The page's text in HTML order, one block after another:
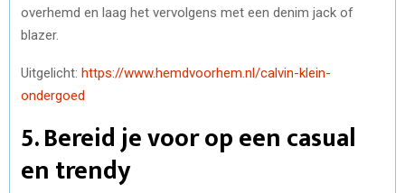
overhemd en laag het vervolgens met een denim jack of
blazer.
Uitgelicht: https://www.hemdvoorhem.nl/calvin-klein-
ondergoed
5. Bereid je voor op een casual
en trendy